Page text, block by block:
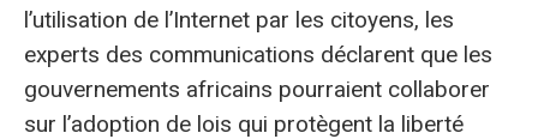
l’utilisation de l’Internet par les citoyens, les
experts des communications déclarent que les
gouvernements africains pourraient collaborer
sur l’adoption de lois qui protègent la liberté